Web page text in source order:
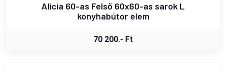
Alicia 60-as Felső 60x60-as sarok L
konyhabútor elem
70 200.- Ft